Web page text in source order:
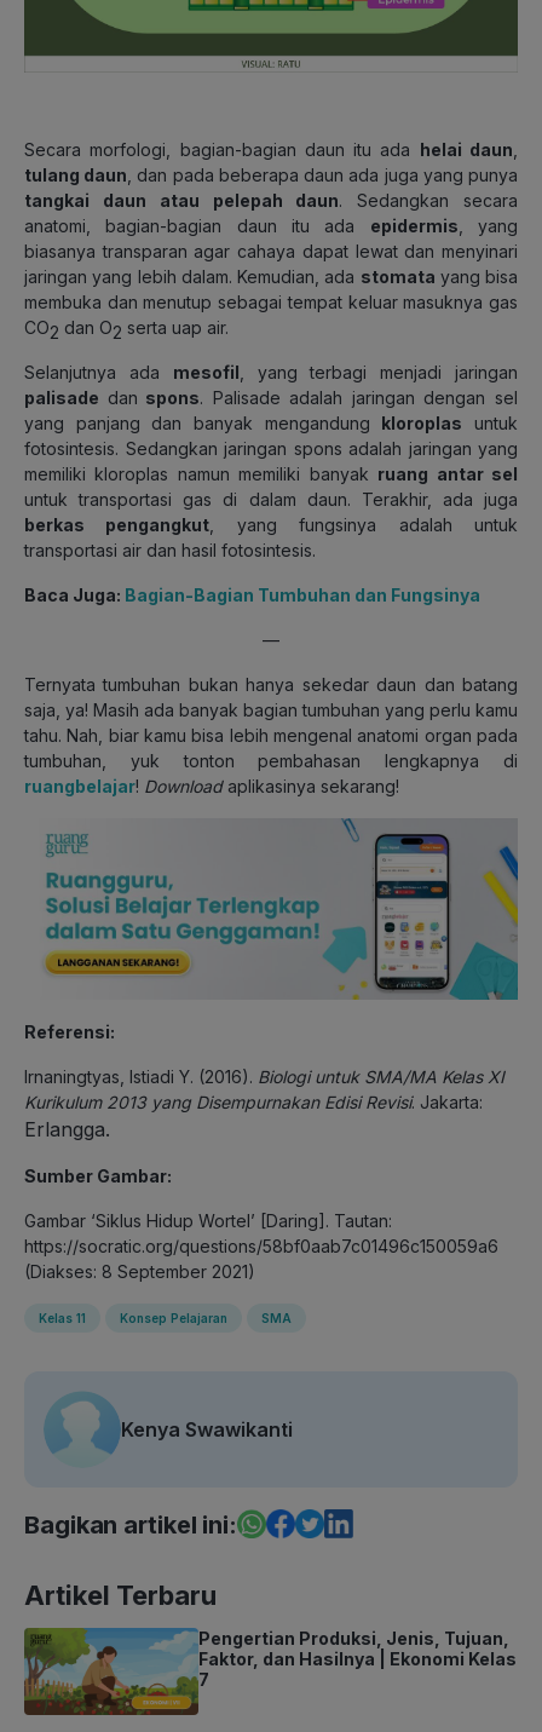
Secara morfologi , bagian-bagian daun itu ada helai daun
tulang daun , dan pada beberapa daun ada juga yang punya
tangkai daun atau pelepah daun. Sedangkan secara
anatomi, bagian-bagian daun itu ada epidermis , yang
biasanya transparan agar cahaya dapat lewat dan menyinari
jaringan yang lebih dalam. Kemudian, ada stomata yang bisa
membuka dan menutup sebagai tempat keluar masuknya gas
CO2 dan O2 serta uap air.
Selanjutnya ada mesofil , yang terbagi menjadi jaringan
palisade dan spons. Palisade adalah jaringan dengan sel
yang panjang dan banyak mengandung kloroplas untuk
fotosintesis. Sedangkan jaringan spons adalah jaringan yang
memiliki kloroplas namun memiliki banyak ruang antar sel
untuk transportasi gas di dalam daun. Terakhir, ada juga
berkas pengangkut , yang fungsinya adalah untuk
transportasi air dan hasil fotosintesis.
Baca Juga: Bagian-Bagian Tumbuhan dan Fungsinya
—
Ternyata tumbuhan bukan hanya sekedar daun dan batang
saja, ya! Masih ada banyak bagian tumbuhan yang perlu kamu
tahu. Nah, biar kamu bisa lebih mengenal anatomi organ pada
tumbuhan, yuk tonton pembahasan lengkapnya di
ruangbelajar! Downloadaplikasinya sekarang!
Referensi:
Irnaningtyas, Istiadi Y. (2016). Biologi untuk SMA/MA Kelas XI
Kurikulum 2013 yang Disempurnakan Edisi Revisi. Jakarta:
Erlangga.
Sumber Gambar:
Gambar ‘Siklus Hidup Wortel’ [Daring]. Tautan:
https://socratic.org/questions/58bf0aab7c01496c150059a6
(Diakses: 8 September 2021)
Kelas 11 Konsep Pelajaran SMA
Kenya Swawikanti
Bagikan artikel ini:
Artikel Terbaru
Pengertian Produksi, Jenis, Tujuan,
Faktor, dan Hasilnya | Ekonomi Kelas
7